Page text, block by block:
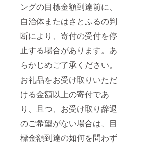
ングの目標金額到達前に、
自治体またはさとふるの判
断により、寄付の受付を停
止する場合があります。あ
らかじめご了承ください。
お礼品をお受け取りいただ
ける金額以上の寄付であ
り、且つ、お受け取り辞退
のご希望がない場合は、目
標金額到達の如何を問わず